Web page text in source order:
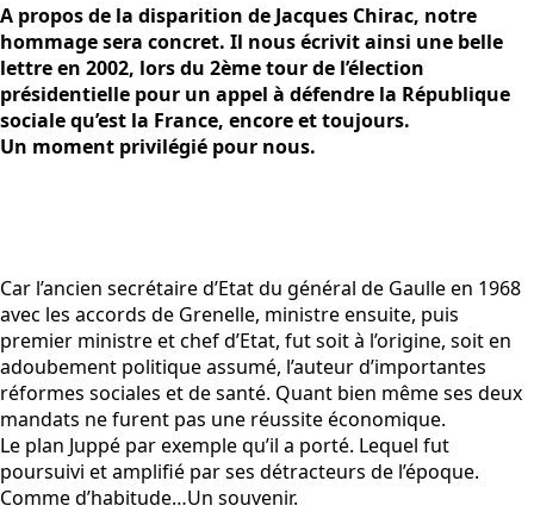
A propos de la disparition de Jacques Chirac, notre
hommage sera concret. Il nous écrivit ainsi une belle
lettre en 2002, lors du 2ème tour de l’élection
présidentielle pour un appel à défendre la République
sociale qu’est la France, encore et toujours.
Un moment privilégié pour nous.
Car l’ancien secrétaire d’Etat du général de Gaulle en 1968
avec les accords de Grenelle, ministre ensuite, puis
premier ministre et chef d’Etat, fut soit à l’origine, soit en
adoubement politique assumé, l’auteur d’importantes
réformes sociales et de santé. Quant bien même ses deux
mandats ne furent pas une réussite économique.
Le plan Juppé par exemple qu’il a porté. Lequel fut
poursuivi et amplifié par ses détracteurs de l’époque.
Comme d’habitude…Un souvenir.